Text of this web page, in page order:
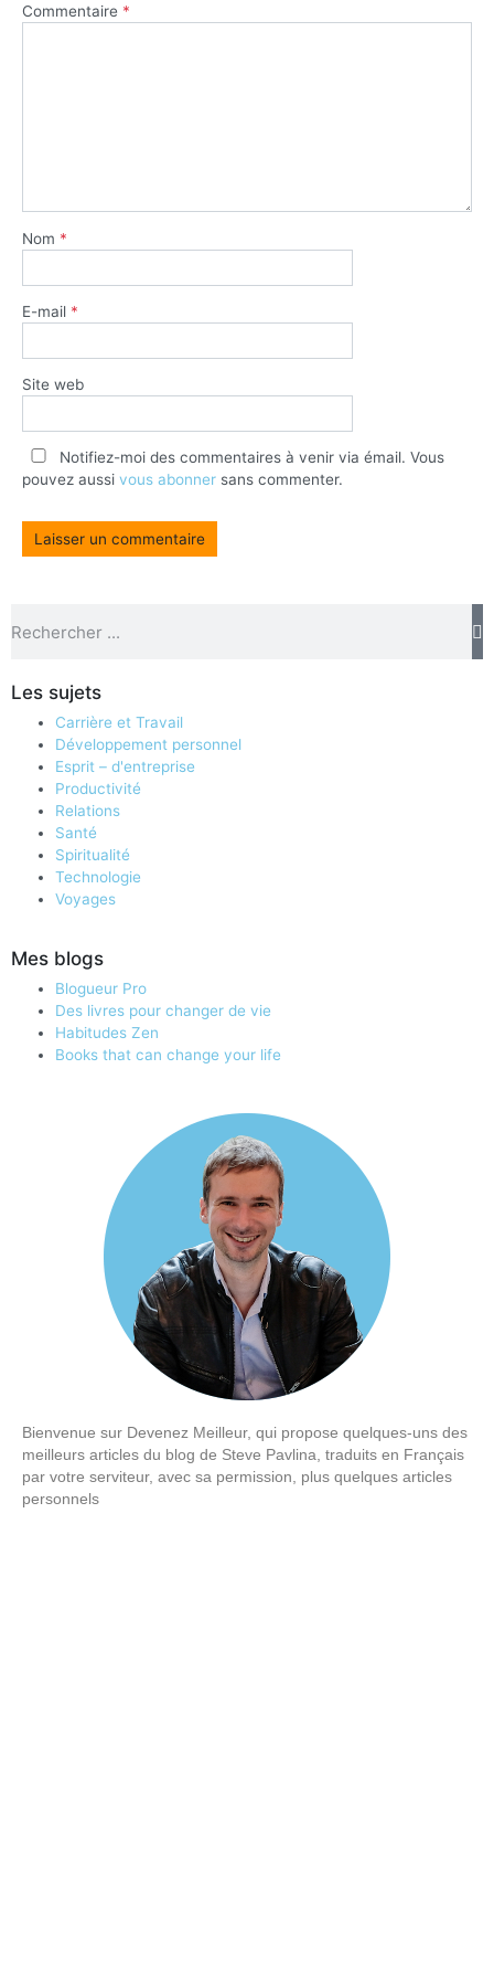
Commentaire *
Nom *
E-mail *
Site web
Notifiez-moi des commentaires à venir via émail. Vous
pouvez aussi vous abonner sans commenter.
Les sujets
Carrière et Travail
Développement personnel
Esprit – d'entreprise
Productivité
Relations
Santé
Spiritualité
Technologie
Voyages
Mes blogs
Blogueur Pro
Des livres pour changer de vie
Habitudes Zen
Books that can change your life
Bienvenue sur Devenez Meilleur, qui propose quelques-uns des
meilleurs articles du blog de Steve Pavlina, traduits en Français
par votre serviteur, avec sa permission, plus quelques articles
personnels